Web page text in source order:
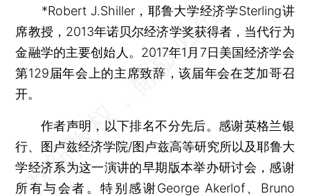
*Robert J.Shiller，耶鲁大学经济学Sterling讲
席教授，2013年诺贝尔经济学奖获得者，当代行为
金融学的主要创始人。2017年1月7日美国经济学会
第129届年会上的主席致辞，该届年会在芝加哥召
开。
作者声明，以下排名不分先后。感谢英格兰银
行、图卢兹经济学院/图卢兹高等研究所以及耶鲁大
学经济系为这一演讲的早期版本举办研讨会，感谢
所有与会者。特别感谢George Akerlof、Bruno